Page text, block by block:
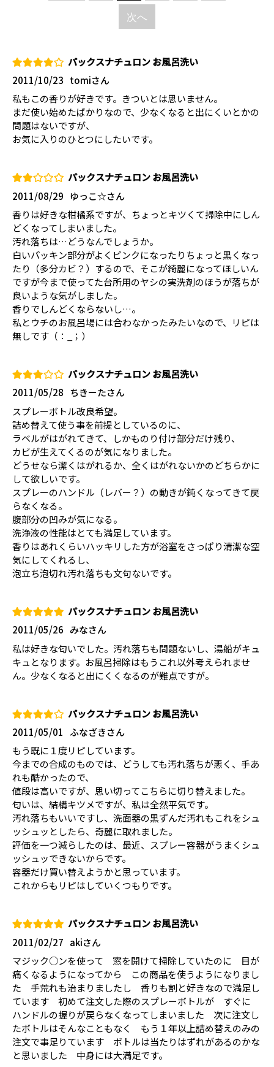
次へ
パックスナチュロン お風呂洗い
tomiさん
2011/10/23
私もこの香りが好きです。きついとは思いません。
まだ使い始めたばかりなので、少なくなると出にくいとかの
問題はないですが、
お気に入りのひとつにしたいです。
パックスナチュロン お風呂洗い
ゆっこ☆さん
2011/08/29
香りは好きな柑橘系ですが、ちょっとキツくて掃除中にしん
どくなってしまいました。
汚れ落ちは…どうなんでしょうか。
白いパッキン部分がよくピンクになったりちょっと黒くなっ
たり（多分カビ？）するので、そこが綺麗になってほしいん
ですが今まで使ってた台所用のヤシの実洗剤のほうが落ちが
良いような気がしました。
香りでしんどくならないし…。
私とウチのお風呂場には合わなかったみたいなので、リピは
無しです（：_；）
パックスナチュロン お風呂洗い
ちきーたさん
2011/05/28
スプレーボトル改良希望。
詰め替えて使う事を前提としているのに、
ラベルがはがれてきて、しかものり付け部分だけ残り、
カビが生えてくるのが気になりました。
どうせなら潔くはがれるか、全くはがれないかのどちらかに
して欲しいです。
スプレーのハンドル（レバー？）の動きが鈍くなってきて戻
らなくなる。
腹部分の凹みが気になる。
洗浄液の性能はとても満足しています。
香りはあれくらいハッキリした方が浴室をさっぱり清潔な空
気にしてくれるし、
泡立ち泡切れ汚れ落ちも文句ないです。
パックスナチュロン お風呂洗い
みなさん
2011/05/26
私は好きな匂いでした。汚れ落ちも問題ないし、湯船がキュ
キュとなります。お風呂掃除はもうこれ以外考えられませ
ん。少なくなると出にくくなるのが難点ですが。
パックスナチュロン お風呂洗い
ふなざきさん
2011/05/01
もう既に１度リピしています。
今までの合成のものでは、どうしても汚れ落ちが悪く、手あ
れも酷かったので、
値段は高いですが、思い切ってこちらに切り替えました。
匂いは、結構キツメですが、私は全然平気です。
汚れ落ちもいいですし、洗面器の黒ずんだ汚れもこれをシュ
ッシュッとしたら、奇麗に取れました。
評価を一つ減らしたのは、最近、スプレー容器がうまくシュ
ッシュッできないからです。
容器だけ買い替えようかと思っています。
これからもリピはしていくつもりです。
パックスナチュロン お風呂洗い
akiさん
2011/02/27
マジック○ンを使って 窓を開けて掃除していたのに 目が
痛くなるようになってから この商品を使うようになりまし
た 手荒れも治まりましたし 香りも割と好きなので満足し
ています 初めて注文した際のスプレーボトルが すぐに
ハンドルの握りが戻らなくなってしまいました 次に注文し
たボトルはそんなこともなく もう１年以上詰め替えのみの
注文で事足りています ボトルは当たりはずれがあるのかな
と思いました 中身には大満足です。